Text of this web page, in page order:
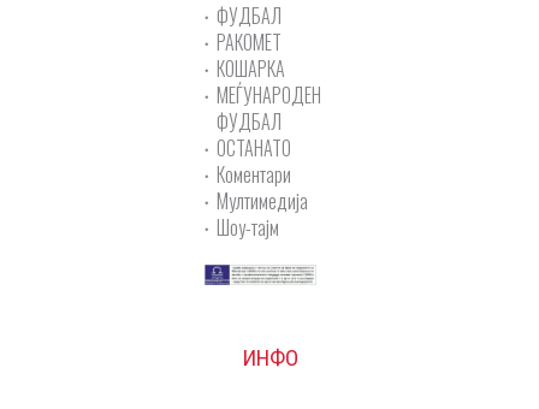
ФУДБАЛ
РАКОМЕТ
КОШАРКА
МЕЃУНАРОДЕН
ФУДБАЛ
ОСТАНАТО
Коментари
Мултимедија
Шоу-тајм
ИНФО